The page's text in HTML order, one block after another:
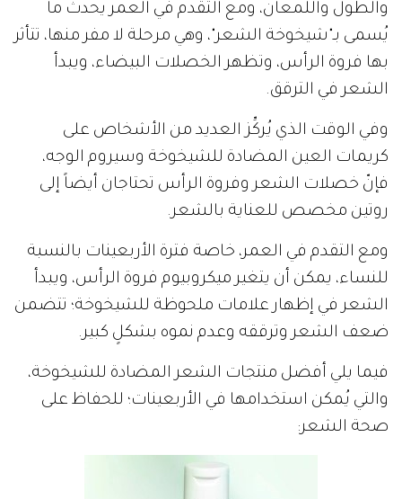
والطول واللمعان، ومع التقدم في العمر يحدث ما
يُسمى بـ"شيخوخة الشعر"، وهي مرحلة لا مفر منها، تتأثر
بها فروة الرأس، وتظهر الخصلات البيضاء، ويبدأ
الشعر في الترقق.
وفي الوقت الذي يُركِّز العديد من الأشخاص على
كريمات العين المضادة للشيخوخة وسيروم الوجه،
فإنّ خصلات الشعر وفروة الرأس تحتاجان أيضاً إلى
روتين مخصص للعناية بالشعر.
ومع التقدم في العمر، خاصة فترة الأربعينات بالنسبة
للنساء، يمكن أن يتغير ميكروبيوم فروة الرأس، ويبدأ
الشعر في إظهار علامات ملحوظة للشيخوخة؛ تتضمن
ضعف الشعر وترققه وعدم نموه بشكلٍ كبير.
فيما يلي أفضل منتجات الشعر المضادة للشيخوخة،
والتي يُمكن استخدامها في الأربعينات؛ للحفاظ على
صحة الشعر: